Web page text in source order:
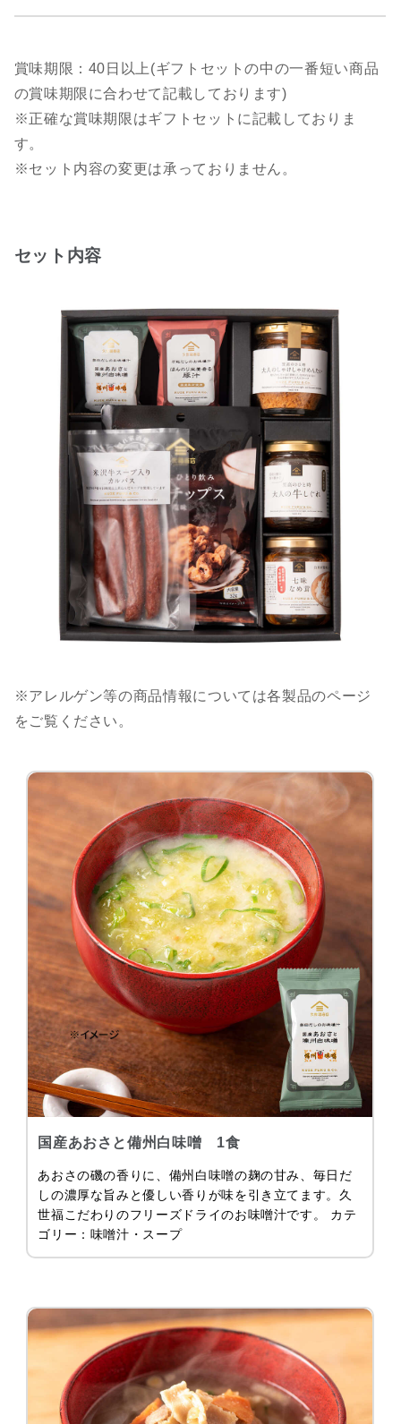
賞味期限：40日以上(ギフトセットの中の一番短い商品
の賞味期限に合わせて記載しております)
※正確な賞味期限はギフトセットに記載しておりま
す。
※セット内容の変更は承っておりません。
セット内容
※アレルゲン等の商品情報については各製品のページ
をご覧ください。
国産あおさと備州白味噌 1食
あおさの磯の香りに、備州白味噌の麹の甘み、毎日だ
しの濃厚な旨みと優しい香りが味を引き立てます。久
世福こだわりのフリーズドライのお味噌汁です。 カテ
ゴリー：味噌汁・スープ